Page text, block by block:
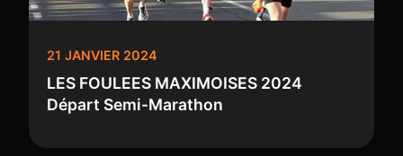
21 JANVIER 2024
LES FOULEES MAXIMOISES 2024
Départ Semi-Marathon